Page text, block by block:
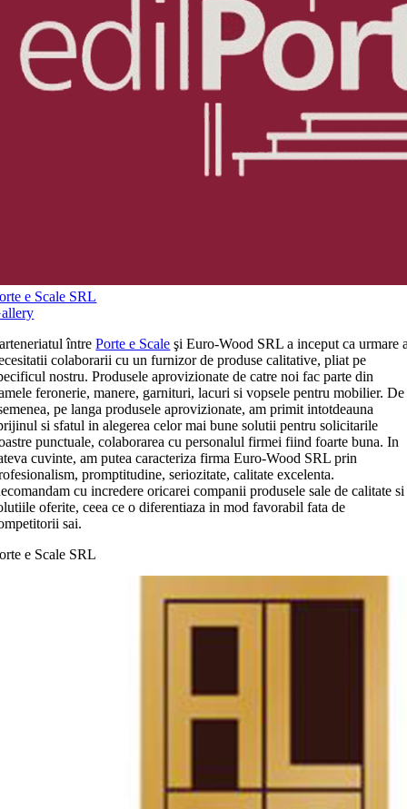
e Scale SRL
întrePorte e Scale şi Euro-Wood SRL a inceput ca urmare
colaborarii cu un furnizor de produse calitative, pliat pe
nostru. Produsele aprovizionate de catre noi fac parte din
feronerie, manere, garnituri, lacuri si vopsele pentru mobilier. De
pe langa produsele aprovizionate, am primit intotdeauna
si sfatul in alegerea celor mai bune solutii pentru solicitarile
punctuale, colaborarea cu personalul firmei fiind foarte buna. In
cuvinte, am putea caracteriza firma Euro-Wood SRL prin
promptitudine, seriozitate, calitate excelenta.
cu incredere oricarei companii produsele sale de calitate si
oferite, ceea ce o diferentiaza in mod favorabil fata de
sai.
e Scale SRL